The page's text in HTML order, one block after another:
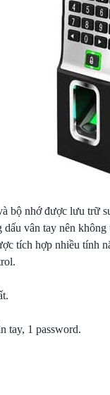
bộ nhớ được lưu trữ
vân tay nên
tích hợp nhiều tính
1 password.